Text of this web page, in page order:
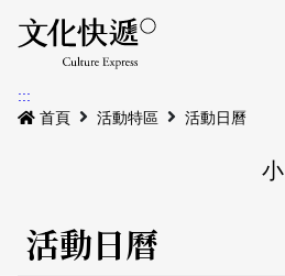
最新公告
本期專題
活動特區
:::
首頁
活動特區 活動日曆
小
活動日曆